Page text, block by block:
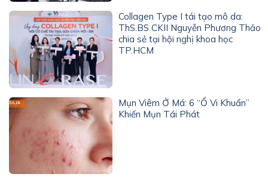
Collagen Type I tái tạo mô da:
ThS.BS CKII Nguyễn Phương Thảo
chia sẻ tại hội nghị khoa học
TP.HCM
Mụn Viêm Ở Má: 6 “Ổ Vi Khuẩn”
Khiến Mụn Tái Phát